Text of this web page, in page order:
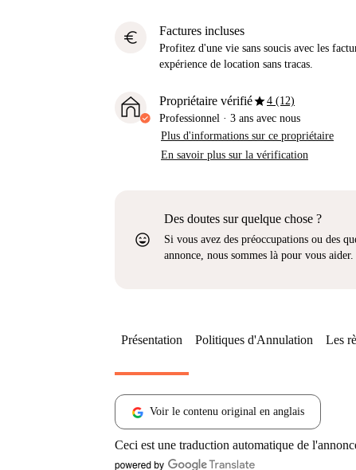
euro Factures incluses
Profitez d'une vie sans soucis avec les
expérience de location sans tracas.
Propriétaire vérifiéstar4 (12)
Professionnel · 3 ans avec nous
Plus d'informations sur ce propriétaire
En savoir plus sur la vérification
sentiment_very_satisfied
Des doutes sur quelque chose ?
Si vous avez des préoccupations ou des
annonce, nous sommes là pour vous aider.
Présentation Politiques d'Annulation Les
Voir le contenu original en anglais
Ceci est une traduction automatique de